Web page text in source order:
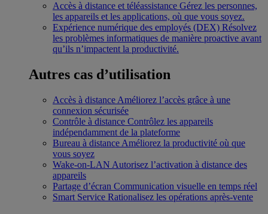
Accès à distance et téléassistance Gérez les personnes,
les appareils et les applications, où que vous soyez.
Expérience numérique des employés (DEX) Résolvez
les problèmes informatiques de manière proactive avant
qu’ils n’impactent la productivité.
Autres cas d’utilisation
Accès à distance Améliorez l’accès grâce à une
connexion sécurisée
Contrôle à distance Contrôlez les appareils
indépendamment de la plateforme
Bureau à distance Améliorez la productivité où que
vous soyez
Wake-on-LAN Autorisez l’activation à distance des
appareils
Partage d’écran Communication visuelle en temps réel
Smart Service Rationalisez les opérations après-vente